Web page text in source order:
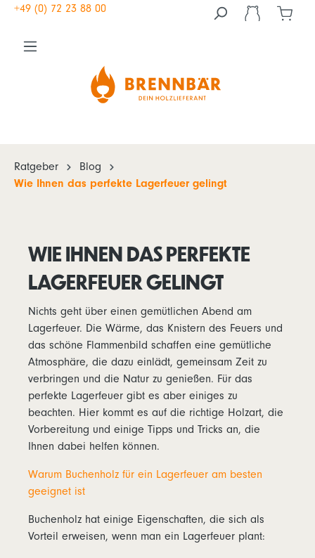
+49 (0) 72 23 88 00
Ratgeber
Blog
Wie Ihnen das perfekte Lagerfeuer gelingt
WIE IHNEN DAS PERFEKTE
LAGERFEUER GELINGT
Nichts geht über einen gemütlichen Abend am
Lagerfeuer. Die Wärme, das Knistern des Feuers und
das schöne Flammenbild schaffen eine gemütliche
Atmosphäre, die dazu einlädt, gemeinsam Zeit zu
verbringen und die Natur zu genießen. Für das
perfekte Lagerfeuer gibt es aber einiges zu
beachten. Hier kommt es auf die richtige Holzart, die
Vorbereitung und einige Tipps und Tricks an, die
Ihnen dabei helfen können.
Warum Buchenholz für ein Lagerfeuer am besten
geeignet ist
Buchenholz hat einige Eigenschaften, die sich als
Vorteil erweisen, wenn man ein Lagerfeuer plant: